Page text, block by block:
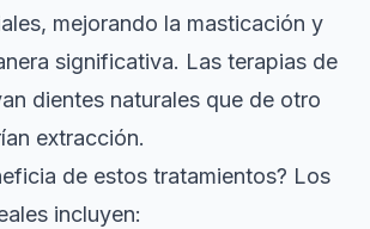
mejorando la masticación y
significativa. Las terapias de
dientes naturales que de otro
extracción.
de estos tratamientos? Los
incluyen: